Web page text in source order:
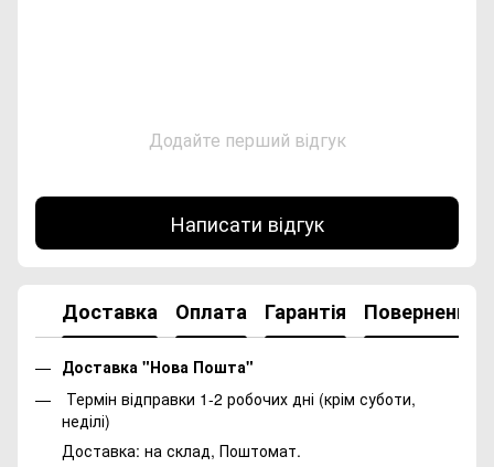
Додайте перший відгук
Написати відгук
Доставка Оплата Гарантія Повернення
Доставка "Нова Пошта"
Термін відправки 1-2 робочих дні (крім суботи,
неділі)
Доставка: на склад, Поштомат.